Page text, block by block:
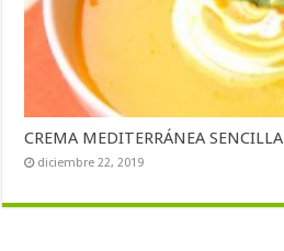
CREMA MEDITERRÁNEA SENCILLA
diciembre 22, 2019